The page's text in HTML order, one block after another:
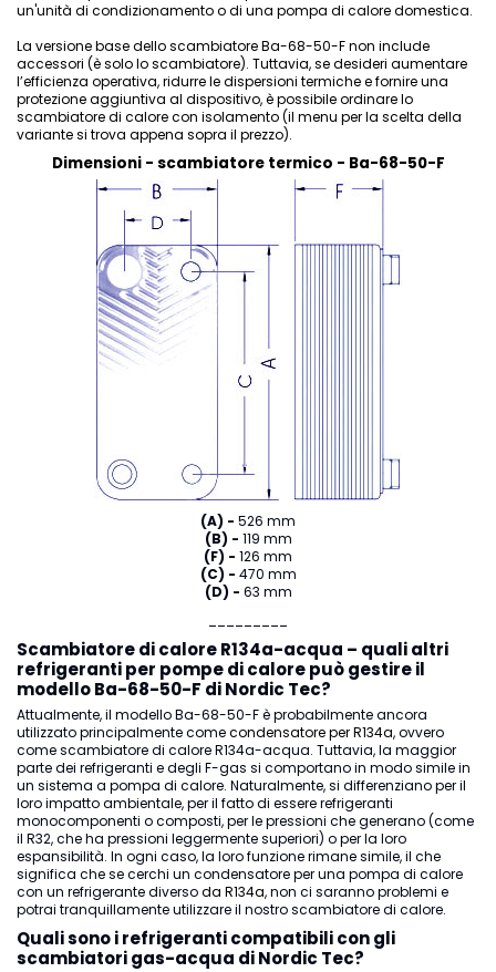
un'unità di condizionamento o di una pompa di calore domestica.
La versione base dello scambiatore Ba-68-50-F non include
accessori (è solo lo scambiatore). Tuttavia, se desideri aumentare
l’efficienza operativa, ridurre le dispersioni termiche e fornire una
protezione aggiuntiva al dispositivo, è possibile ordinare lo
scambiatore di calore con isolamento (il menu per la scelta della
variante si trova appena sopra il prezzo).
Dimensioni - scambiatore termico - Ba-68-50-F
(A) - 526 mm
(B) - 119 mm
(F) - 126 mm
(C) - 470 mm
(D) - 63 mm
Scambiatore di calore R134a-acqua – quali altri
refrigeranti per pompe di calore può gestire il
modello Ba-68-50-F di Nordic Tec?
Attualmente, il modello Ba-68-50-F è probabilmente ancora
utilizzato principalmente comecondensatore per R134a, ovvero
come scambiatore di calore R134a-acqua. Tuttavia, la maggior
parte dei refrigeranti e degli F-gas si comportano in modo simile in
un sistema a pompa di calore. Naturalmente, si differenziano per il
loro impatto ambientale, per il fatto di essere refrigeranti
monocomponenti o composti, per le pressioni che generano (come
il R32, che ha pressioni leggermente superiori) o per la loro
espansibilità. In ogni caso, la loro funzione rimane simile, il che
significa che se cerchi un condensatore per una pompa di calore
con un refrigerante diversoda R134a, non ci saranno problemi e
potrai tranquillamente utilizzare il nostro scambiatore di calore.
Quali sono i refrigeranti compatibili con gli
scambiatori gas-acqua di Nordic Tec?